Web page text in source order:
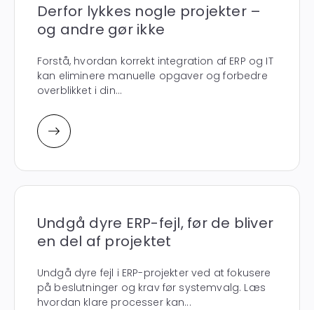
Derfor lykkes nogle projekter –
og andre gør ikke
Forstå, hvordan korrekt integration af ERP og IT
kan eliminere manuelle opgaver og forbedre
overblikket i din...
Undgå dyre ERP-fejl, før de bliver
en del af projektet
Undgå dyre fejl i ERP-projekter ved at fokusere
på beslutninger og krav før systemvalg. Læs
hvordan klare processer kan...